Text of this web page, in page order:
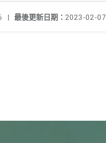
最後更新日期： 2023-02-07
|